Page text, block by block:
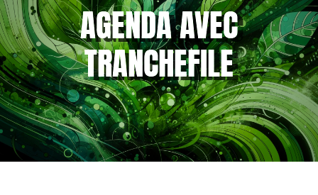
AGENDA AVEC
TRANCHEFILE